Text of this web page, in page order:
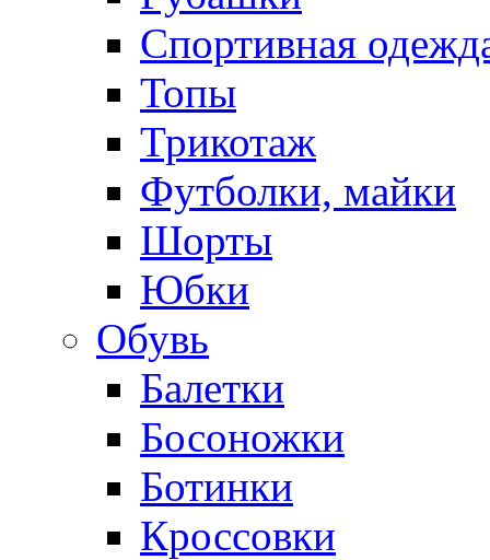
Спортивная
Топы
Трикотаж
Футболки, майки
Шорты
Юбки
Обувь
Балетки
Босоножки
Ботинки
Кроссовки